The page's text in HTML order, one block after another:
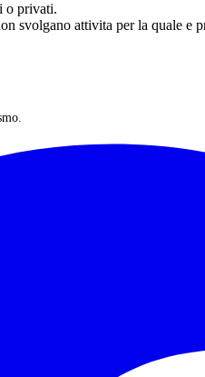
o privati.
svolgano attivita per la quale e